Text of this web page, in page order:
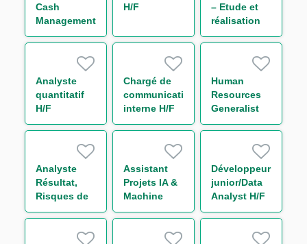
Cash
Management
H/F
H/F
– Etude et
réalisation
IT Finance
Analyste
quantitatif
H/F
Chargé de
communication
interne H/F
Human
Resources
Generalist
Analyste
Résultat,
Risques de
Marché et
périmètre
Assistant
Projets IA &
Machine
Learning H/F
Développeur
junior/Data
Analyst H/F